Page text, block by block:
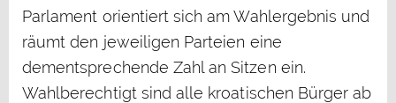
Parlament orientiert sich am Wahlergebnis und
räumt den jeweiligen Parteien eine
dementsprechende Zahl an Sitzen ein.
Wahlberechtigt sind alle kroatischen Bürger ab